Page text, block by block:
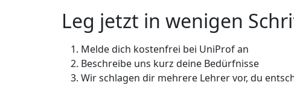
Leg jetzt in wenigen
Melde dich kostenfrei bei UniProf an
Beschreibe uns kurz deine Bedürfnisse
Wir schlagen dir mehrere Lehrer vor, du